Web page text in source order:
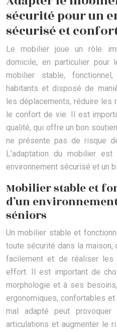
sécurité pour un
sécurisé et
Le mobilier joue un rôle
domicile, en particulier
mobilier stable,
habitants et disposé de
les déplacements, réduire les
le confort de vie. Il est
qualité, qui offre un bon
ne présente pas de risque
L’adaptation du mobilier
environnement sécurisé et un
Mobilier stable et
d’un
séniors
Un mobilier stable et
toute sécurité dans la
facilement et de réaliser les
effort. Il est important de
morphologie et à ses
ergonomiques, confortables
mal adapté peut
articulations et augmenter le